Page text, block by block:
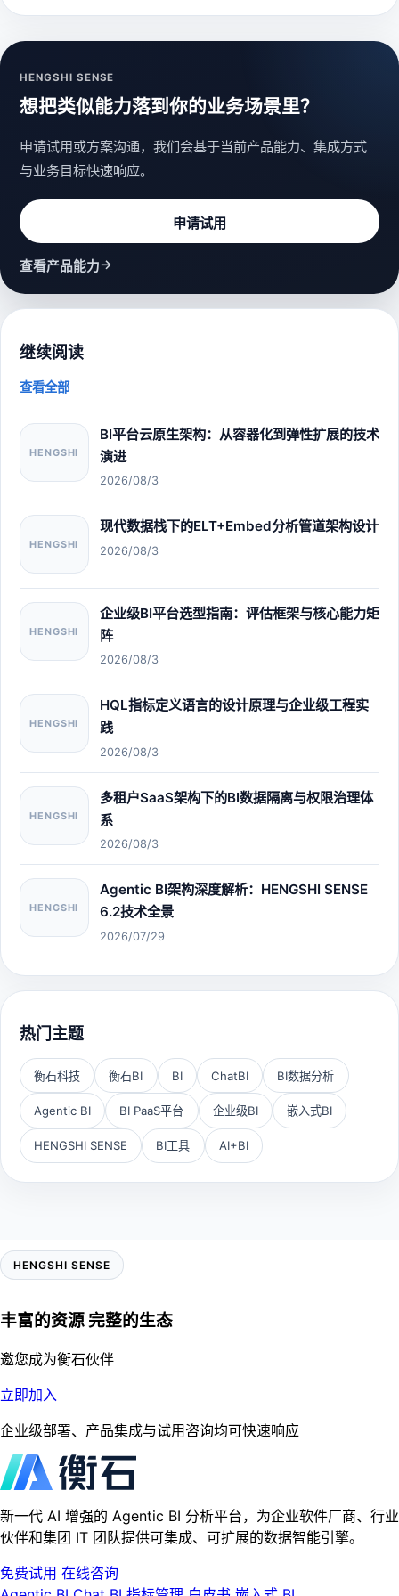
HENGSHI SENSE
想把类似能力落到你的业务场景里？
申请试用或方案沟通，我们会基于当前产品能力、集成方式
与业务目标快速响应。
申请试用
查看产品能力→
继续阅读
查看全部
HENGSHI
BI平台云原生架构：从容器化到弹性扩展的技术
演进
2026/08/3
HENGSHI
现代数据栈下的ELT+Embed分析管道架构设计
2026/08/3
HENGSHI
企业级BI平台选型指南：评估框架与核心能力矩
阵
2026/08/3
HENGSHI
HQL指标定义语言的设计原理与企业级工程实
践
2026/08/3
HENGSHI
多租户SaaS架构下的BI数据隔离与权限治理体
系
2026/08/3
HENGSHI
Agentic BI架构深度解析：HENGSHI SENSE
6.2技术全景
2026/07/29
热门主题
衡石科技 衡石BI BI ChatBI BI数据分析
Agentic BI BI PaaS平台 企业级BI 嵌入式BI
HENGSHI SENSE BI工具 AI+BI
HENGSHI SENSE
丰富的资源 完整的生态
邀您成为衡石伙伴
立即加入
企业级部署、产品集成与试用咨询均可快速响应
新一代 AI 增强的 Agentic BI 分析平台，为企业软件厂商、行业
伙伴和集团 IT 团队提供可集成、可扩展的数据智能引擎。
免费试用 在线咨询